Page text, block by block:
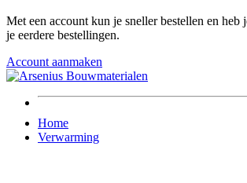
Met een account kun je sneller bestellen en heb
je eerdere bestellingen.
Account aanmaken
Home
Verwarming